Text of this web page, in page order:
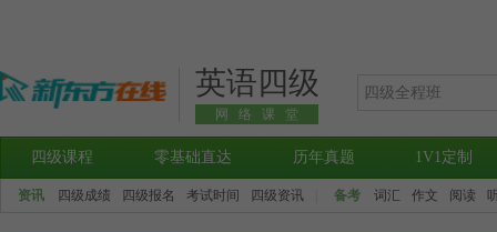
英语四级
网络课堂
四级课程 零基础直达 历年真题 1V1定制
资讯 四级成绩 四级报名 考试时间 四级资讯 备考 词汇 作文 阅读